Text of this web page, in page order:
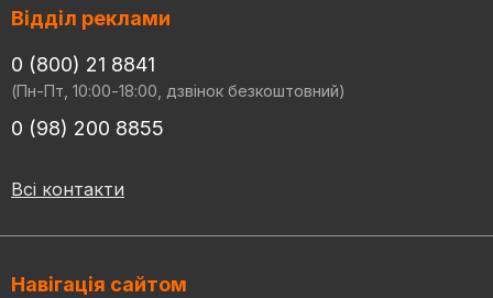
Відділ реклами
0 (800) 21 8841
(Пн-Пт, 10:00-18:00, дзвінок безкоштовний)
0 (98) 200 8855
Всі контакти
Навігація сайтом